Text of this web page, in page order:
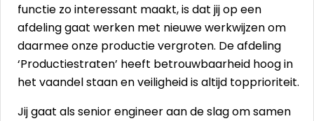
functie zo interessant maakt, is dat jij op een
afdeling gaat werken met nieuwe werkwijzen om
daarmee onze productie vergroten. De afdeling
‘Productiestraten’ heeft betrouwbaarheid hoog in
het vaandel staan en veiligheid is altijd topprioriteit.
Jij gaat als senior engineer aan de slag om samen